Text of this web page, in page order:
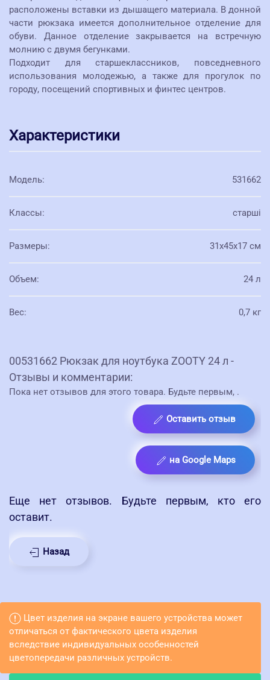
расположены вставки из дышащего материала. В донной
части рюкзака имеется дополнительное отделение для
обуви. Данное отделение закрывается на встречную
молнию с двумя бегунками.
Подходит для старшеклассников, повседневного
использования молодежью, а также для прогулок по
городу, посещений спортивных и финтес центров.
Характеристики
Модель: 531662
Классы: старші
Размеры: 31х45х17 см
Объем: 24 л
Вес: 0,7 кг
00531662 Рюкзак для ноутбука ZOOTY 24 л -
Отзывы и комментарии:
Пока нет отзывов для этого товара. Будьте первым, .
Оставить отзыв
на Google Maps
Еще нет отзывов. Будьте первым, кто его
оставит.
Назад
Цвет изделия на экране вашего устройства может
отличаться от фактического цвета изделия
вследствие индивидуальных особенностей
цветопередачи различных устройств.